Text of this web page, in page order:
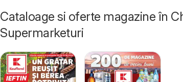
Cataloage si oferte magazine în
Supermarketuri